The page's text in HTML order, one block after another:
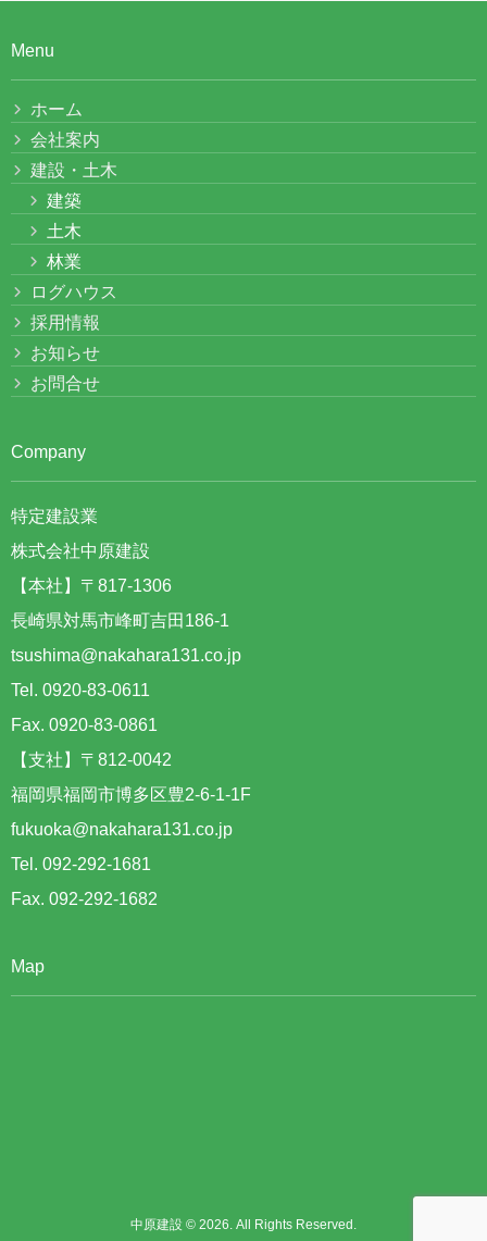
Menu
ホーム
会社案内
建設・土木
建築
土木
林業
ログハウス
採用情報
お知らせ
お問合せ
Company
特定建設業
株式会社中原建設
【本社】〒817-1306
長崎県対馬市峰町吉田186-1
tsushima@nakahara131.co.jp
Tel. 0920-83-0611
Fax. 0920-83-0861
【支社】〒812-0042
福岡県福岡市博多区豊2-6-1-1F
fukuoka@nakahara131.co.jp
Tel. 092-292-1681
Fax. 092-292-1682
Map
中原建設 © 2026. All Rights Reserved.